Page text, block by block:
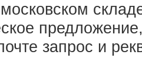
запрос и